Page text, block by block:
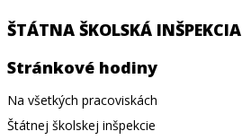
ŠTÁTNA ŠKOLSKÁ INŠPEKCIA
Stránkové hodiny​
Na všetkých pracoviskách
Štátnej školskej inšpekcie